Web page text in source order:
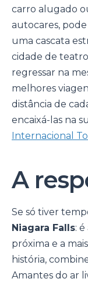
carro alugado
autocares,
uma cascata
cidade de
regressar na
melhores
distância de
encaixá-las na
Internacional
A
Se só tiver
Niagara Falls:
próxima e a
história,
Amantes do ar